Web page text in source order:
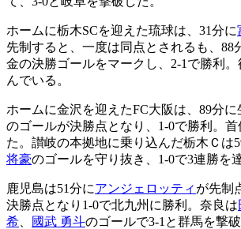
ホームに栃木SCを迎えた琉球は、31分に
先制すると、一度は同点とされるも、88
金の決勝ゴールをマークし、2-1で勝利
んでいる。
ホームに金沢を迎えたFC大阪は、89分に
のゴールが決勝点となり、1-0で勝利。
た。讃岐の本拠地に乗り込んだ栃木Ｃは
将豪のゴールを守り抜き、1-0で3連勝を
鹿児島は51分にアンジェロッティ が先制
決勝点となり1-0で北九州に勝利。奈良は
希
國武 勇斗のゴールで3-1と群馬を撃破